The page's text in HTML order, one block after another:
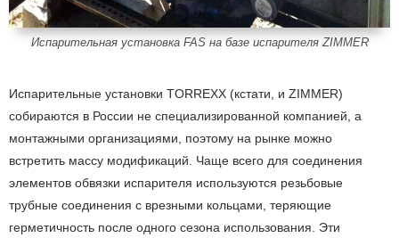
Испарительная установка FAS на базе испарителя ZIMMER
Испарительные установки TORREXX (кстати, и ZIMMER)
собираются в России не специализированной компанией, а
монтажными организациями, поэтому на рынке можно
встретить массу модификаций. Чаще всего для соединения
элементов обвязки испарителя используются резьбовые
трубные соединения с врезными кольцами, теряющие
герметичность после одного сезона использования. Эти